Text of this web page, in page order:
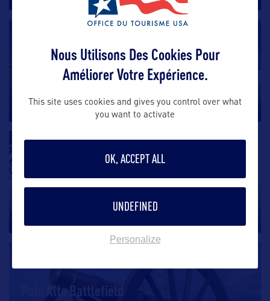
Menil Collection
Collection de Houston…
Museum of Fine Arts
Le musée des beaux-arts à Houston rassemble une
Palo Alto Battlefield
Nous Utilisons Des Cookies Pour
Améliorer Votre Expérience.
This site uses cookies and gives you control over what
you want to activate
OK, ACCEPT ALL
UNDEFINED
Personalize